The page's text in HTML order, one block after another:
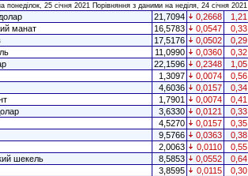
понеділок, 25 січня 2021 Порівняння з даними на неділя, 24 січня 2021
21,7094 0,2668
1,21
манат 16,5783 0,0547
0,33
17,5176 0,0502
0,29
11,0990 0,0360
0,32
22,1596 0,2348
1,05
1,3097 0,0074
0,56
4,6036 0,0157
0,34
1,7901 0,0074
0,41
3,6330 0,0121
0,33
4,5270 0,0157
0,35
9,5766 0,0363
0,38
2,0063 0,0110
0,55
шекель 8,5853 0,0552
0,64
3,8595 0,0115
0,30